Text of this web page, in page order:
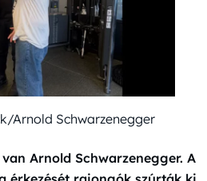
Arnold Schwarzenegger
Arnold Schwarzenegger. A